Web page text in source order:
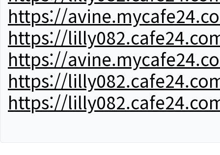
https://
https://
https://
https://
https://